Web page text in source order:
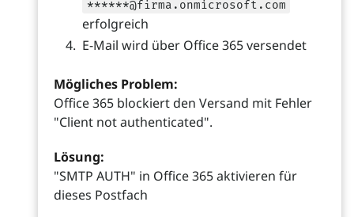
******@firma.onmicrosoft.com
erfolgreich
E-Mail wird über Office 365 versendet
Mögliches Problem:
Office 365 blockiert den Versand mit Fehler
"Client not authenticated".
Lösung:
"SMTP AUTH" in Office 365 aktivieren für
dieses Postfach